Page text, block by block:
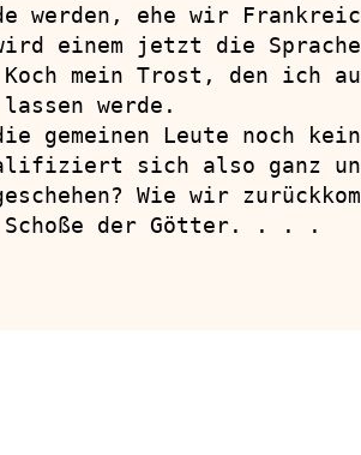
werden, ehe wir
wird einem jetzt die Sprache
mein Trost, den ich
werde.
gemeinen Leute noch
sich also ganz und
Wie wir
der Götter. . . .